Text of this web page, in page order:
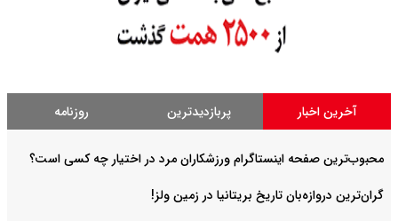
آخرین اخبار پربازدیدترین روزنامه
محبوب‌ترین صفحه اینستاگرام ورزشکاران مرد در اختیار چه کسی است؟
گران‌ترین دروازه‌بان تاریخ بریتانیا در زمین ولز!